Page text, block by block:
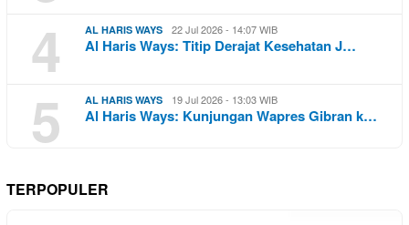
4 AL HARIS WAYS 22 Jul 2026 - 14:07 WIB
Al Haris Ways: Titip Derajat Kesehatan J…
5 AL HARIS WAYS 19 Jul 2026 - 13:03 WIB
Al Haris Ways: Kunjungan Wapres Gibran k…
TERPOPULER